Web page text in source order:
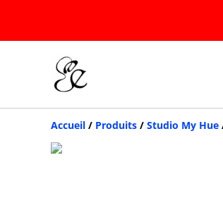
Accueil / Produits / Studio My Hue